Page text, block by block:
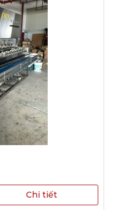
Chi tiết